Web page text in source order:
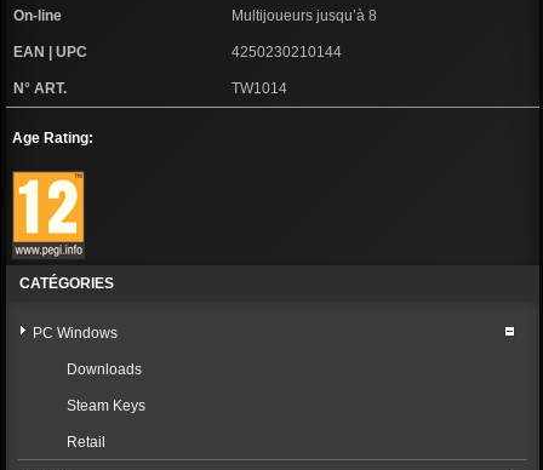
On-line Multijoueurs jusqu’à 8
EAN | UPC 4250230210144
N° ART. TW1014
Age Rating:
CATÉGORIES
PC Windows
Downloads
Steam Keys
Retail